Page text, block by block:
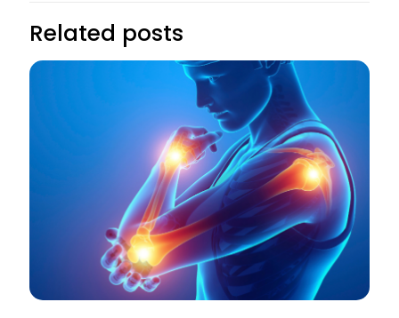
Related posts